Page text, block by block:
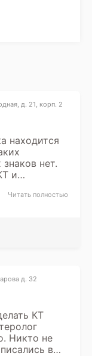
д. 21, корп. 2
находится
нет.
и
20
Читать полностью
д. 32
КТ
Никто не
в